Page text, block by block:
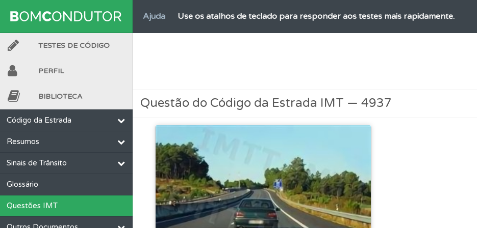
Ajuda Use os atalhos de teclado para responder aos testes mais rapidamente.
Conta Crie uma conta para não perder as suas estatísticas.
Perfil Veja os temas onde tem mais dificuldades no seu perfil.
Testes O teste "Erradas" apresenta-lhe questões que errou e não voltou a responder.
TESTES DE CÓDIGO
PERFIL
BIBLIOTECA
Código da Estrada
Resumos
Sinais de Trânsito
Glossário
Questões IMT
Questão do Código da Estrada IMT — 4937